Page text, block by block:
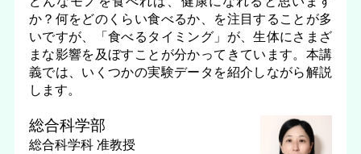
か？何をどのくらい食べるか、を注目することが多
いですが、「食べるタイミング」が、生体にさまざ
まな影響を及ぼすことが分かってきています。本講
義では、いくつかの実験データを紹介しながら解説
します。
総合科学部
総合科学科 准教授